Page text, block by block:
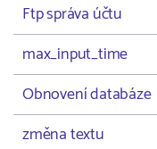
Ftp správa účtu
max_input_time
Obnovení databáze
změna textu